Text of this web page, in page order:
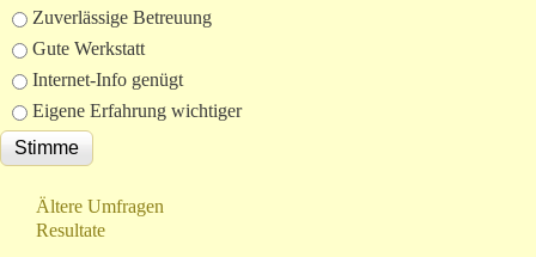
Zuverlässige Betreuung
Gute Werkstatt
Internet-Info genügt
Eigene Erfahrung wichtiger
Ältere Umfragen
Resultate